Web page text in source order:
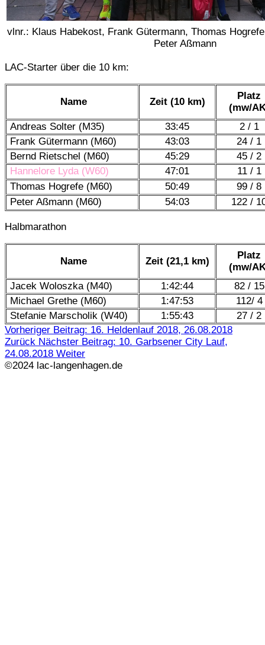
vlnr.: Klaus Habekost, Frank Gütermann, Thomas
Peter Aßmann
LAC-Starter über die 10 km:
Name Zeit (10 km)
Platz
(mw/
Andreas Solter (M35)
33:45
2 / 1
Frank Gütermann (M60)
43:03
24 / 1
Bernd Rietschel (M60)
45:29
45 / 2
Hannelore Lyda (W60)
47:01
11 / 1
Thomas Hogrefe (M60)
50:49
99 / 8
Peter Aßmann (M60)
54:03 122 /
Halbmarathon
Name Zeit (21,1 km)
Platz
(mw/
Jacek Woloszka (M40)
1:42:44
82 / 15
Michael Grethe (M60)
1:47:53
112/ 4
Stefanie Marscholik (W40)
1:55:43
27 / 2
Vorheriger Beitrag: 16. Heldenlauf 2018, 26.08.2018
Zurück Nächster Beitrag: 10. Garbsener City Lauf,
24.08.2018 Weiter
©2024 lac-langenhagen.de